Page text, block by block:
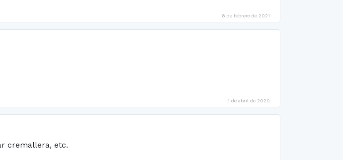
8 de febrero de 2021
1 de abril de 2020
cremallera, etc.